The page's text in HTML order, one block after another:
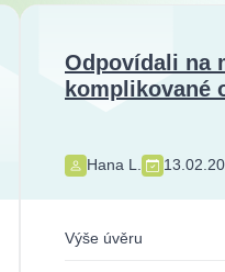
Odpovídali na
komplikované
Hana L.
Výše úvěru